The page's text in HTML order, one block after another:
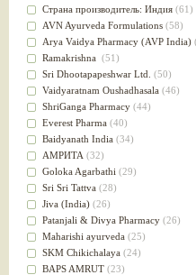
для очищения крови(38)
При диабете(38)
Антиоксидант(37)
Для Капха(Кафа) доши
От паразитов(37)
При расстройстве желудка (36)
Успокоительное(36)
Для глаз(34)
от геморроя(34)
Противовоспалительное
Для Питта доши(32)
Для сердца(32)
Для сосудов головного мозга
Для полости рта(32)
Дефицит железа(31)
Для лица(31)
Употребление в пищу
Страна производитель: Индия (61)
AVN Ayurveda Formulations (58)
Arya Vaidya Pharmacy (AVP India)
Ramakrishna (51)
Sri Dhootapapeshwar Ltd. (50)
Vaidyaratnam Oushadhasala (46)
ShriGanga Pharmacy (44)
Everest Pharma (40)
Baidyanath India (34)
АМРИТА (32)
Goloka Agarbathi (29)
Sri Sri Tattva (28)
Jiva (India) (26)
Patanjali & Divya Pharmacy (26)
Maharishi ayurveda (25)
SKM Chikichalaya (24)
BAPS AMRUT (23)